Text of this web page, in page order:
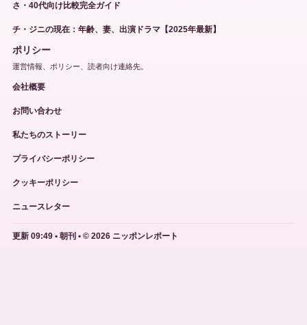
さ・40代向け比較完全ガイド
チ・ジニの現在：年齢、妻、出演ドラマ【2025年最新】
ポリシー
運営情報、ポリシー、読者向け連絡先。
会社概要
お問い合わせ
私たちのストーリー
プライバシーポリシー
クッキーポリシー
ニュースレター
更新 09:49 • 朝刊 • © 2026 ニッポンレポート